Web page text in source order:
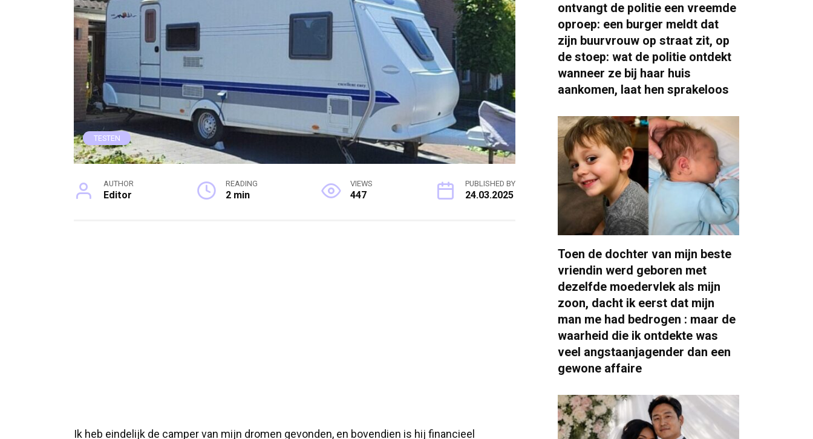
TESTEN
AUTHOR
Editor
READING
2 min
VIEWS
447
PUBLISHED BY
24.03.2025
Ik heb eindelijk de camper van mijn dromen gevonden, en bovendien is hij financieel
ontvangt de politie een vreemde
oproep: een burger meldt dat
zijn buurvrouw op straat zit, op
de stoep: wat de politie ontdekt
wanneer ze bij haar huis
aankomen, laat hen sprakeloos
Toen de dochter van mijn beste
vriendin werd geboren met
dezelfde moedervlek als mijn
zoon, dacht ik eerst dat mijn
man me had bedrogen : maar de
waarheid die ik ontdekte was
veel angstaanjagender dan een
gewone affaire